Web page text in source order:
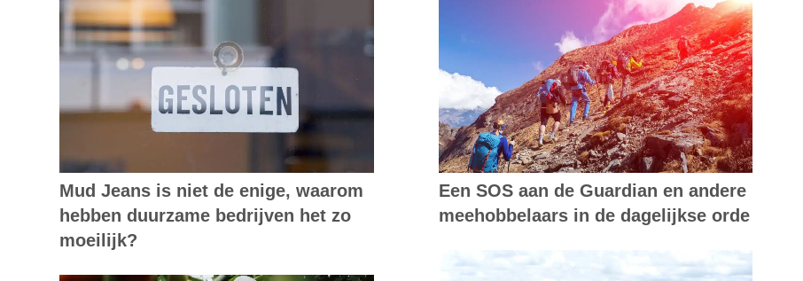
Mud Jeans is niet de enige, waarom
hebben duurzame bedrijven het zo
moeilijk?
Een SOS aan de Guardian en andere
meehobbelaars in de dagelijkse orde